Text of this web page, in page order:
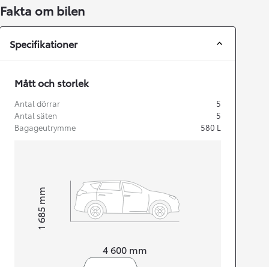
Fakta om bilen
Specifikationer
Mått och storlek
Antal dörrar
5
Antal säten
5
Bagageutrymme
580 L
4 600 mm
Height1 685
mm